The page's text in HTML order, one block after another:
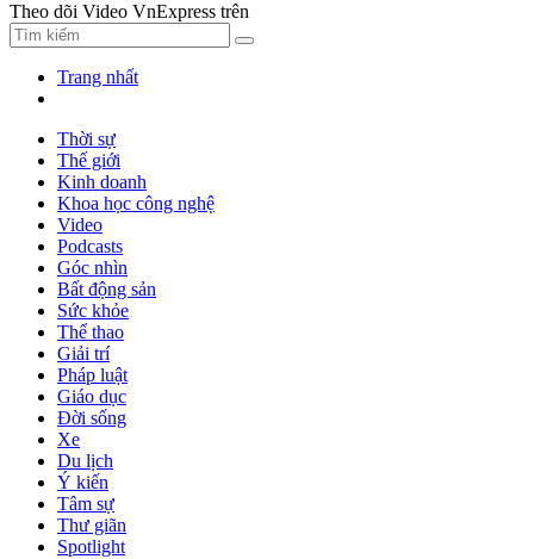
Theo dõi Video VnExpress trên
Trang nhất
Thời sự
Thế giới
Kinh doanh
Khoa học công nghệ
Video
Podcasts
Góc nhìn
Bất động sản
Sức khỏe
Thể thao
Giải trí
Pháp luật
Giáo dục
Đời sống
Xe
Du lịch
Ý kiến
Tâm sự
Thư giãn
Spotlight